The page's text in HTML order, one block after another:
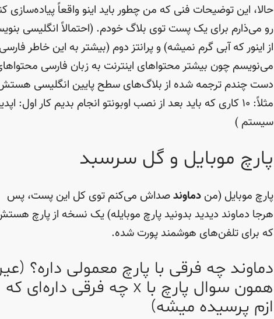
حالا، این توضیحات فنی که من چطور باید اینو واقعاً پیاده‌سازی
رو می‌ذارم برای یک پست توی بلاگ خودم. (احتمالاً انگلیسی
از اینور که آبی گرم نمیشه) و پرانتز دوم (بیشتر به این خاطر فارسی
می‌نویسم چون بیشتر محتواهای اینترنت به زبان فارسی
دست چندم ترجمه شده از بلاگ‌های سطح پایین انگلیسی
مثلاً: ۱۰ کاری که باید بعد از نصب اوبونتو انجام بدیم کار اول:
سیستم )
پارچ موبایل و گل سرسبد
پارچ موبایل (من دماوندصداش می‌کنم توی کل این پست، پس
هرجا دماوند دیدید بدونید پارچ موبایله) یک نسخه از پارچ
که برای تلفن‌های هوشمند پورت شده.
دماوند چه فرقی با پارچ معمولی داره؟
همون سوال پارچ با x چه فرقی داره‌ای که
ازم پرسیده میشه)